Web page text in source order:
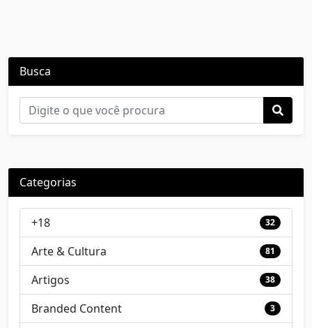
Busca
Categorias
+18 32
Arte & Cultura 81
Artigos 38
Branded Content 3